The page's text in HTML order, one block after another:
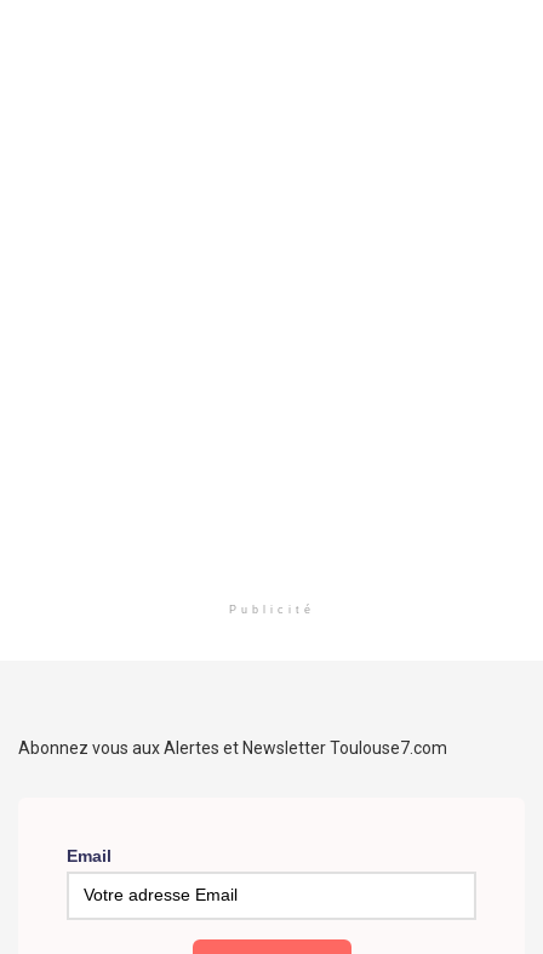
Publicité
Abonnez vous aux Alertes et Newsletter Toulouse7.com
Email